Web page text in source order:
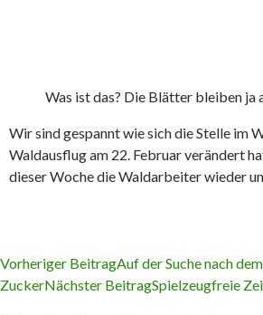
Was ist das? Die Blätter bleiben ja
Wir sind gespannt wie sich die Stelle im
Waldausflug am 22. Februar verändert
dieser Woche die Waldarbeiter wieder
Vorheriger BeitragAuf der Suche nach
ZuckerNächster BeitragSpielzeugfreie